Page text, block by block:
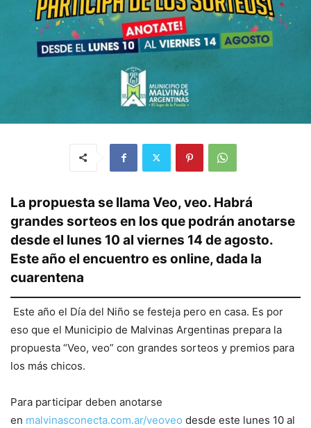
La propuesta se llama Veo, veo. Habrá
grandes sorteos en los que podrán anotarse
desde el lunes 10 al viernes 14 de agosto.
Este año el encuentro es online, dada la
cuarentena
Este año el Día del Niño se festeja pero en casa. Es por
eso que el Municipio de Malvinas Argentinas prepara la
propuesta “Veo, veo” con grandes sorteos y premios para
los más chicos.
Para participar deben anotarse
en malvinasconecta.com.ar/veoveo desde este lunes 10 al